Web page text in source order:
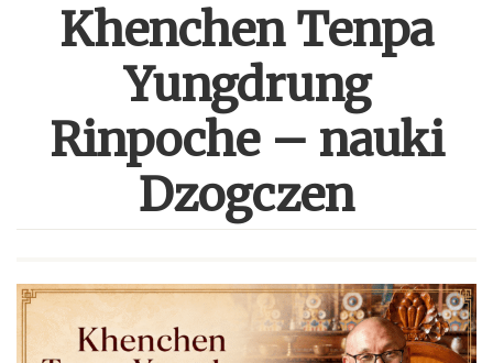
Khenchen Tenpa
Yungdrung
Rinpoche – nauki
Dzogczen